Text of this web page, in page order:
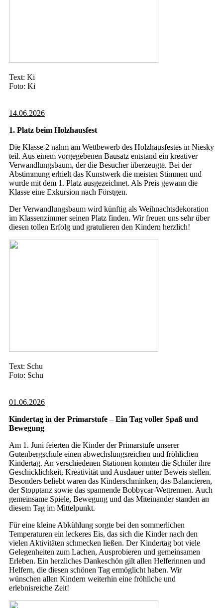
Text: Ki
Foto: Ki
14.06.2026
1. Platz beim Holzhausfest
Die Klasse 2 nahm am Wettbewerb des Holzhausfestes in Niesky
teil. Aus einem vorgegebenen Bausatz entstand ein kreativer
Verwandlungsbaum, der die Besucher überzeugte. Bei der
Abstimmung erhielt das Kunstwerk die meisten Stimmen und
wurde mit dem 1. Platz ausgezeichnet. Als Preis gewann die
Klasse eine Exkursion nach Förstgen.
Der Verwandlungsbaum wird künftig als Weihnachtsdekoration
im Klassenzimmer seinen Platz finden. Wir freuen uns sehr über
diesen tollen Erfolg und gratulieren den Kindern herzlich!
Text: Schu
Foto: Schu
01.06.2026
Kindertag in der Primarstufe – Ein Tag voller Spaß und
Bewegung
Am 1. Juni feierten die Kinder der Primarstufe unserer
Gutenbergschule einen abwechslungsreichen und fröhlichen
Kindertag. An verschiedenen Stationen konnten die Schüler ihre
Geschicklichkeit, Kreativität und Ausdauer unter Beweis stellen.
Besonders beliebt waren das Kinderschminken, das Balancieren,
der Stopptanz sowie das spannende Bobbycar-Wettrennen. Auch
gemeinsame Spiele, Bewegung und das Miteinander standen an
diesem Tag im Mittelpunkt.
Für eine kleine Abkühlung sorgte bei den sommerlichen
Temperaturen ein leckeres Eis, das sich die Kinder nach den
vielen Aktivitäten schmecken ließen. Der Kindertag bot viele
Gelegenheiten zum Lachen, Ausprobieren und gemeinsamen
Erleben. Ein herzliches Dankeschön gilt allen Helferinnen und
Helfern, die diesen schönen Tag ermöglicht haben. Wir
wünschen allen Kindern weiterhin eine fröhliche und
erlebnisreiche Zeit!